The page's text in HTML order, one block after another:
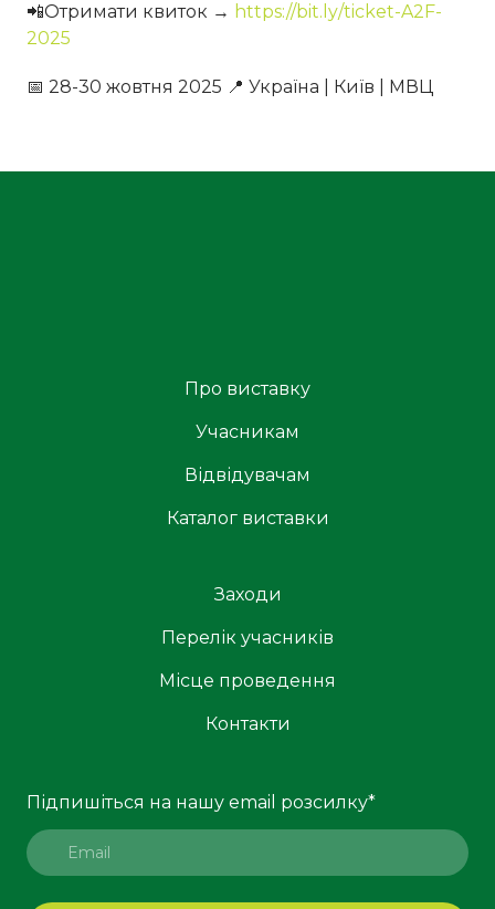
📲Отримати квиток → https://bit.ly/ticket-A2F-
2025
📅 28-30 жовтня 2025 📍 Україна | Київ | МВЦ
Про виставку
Учасникам
Відвідувачам
Каталог виставки
Заходи
Перелік учасників
Місце проведення
Контакти
Підпишіться на нашу email розсилку*